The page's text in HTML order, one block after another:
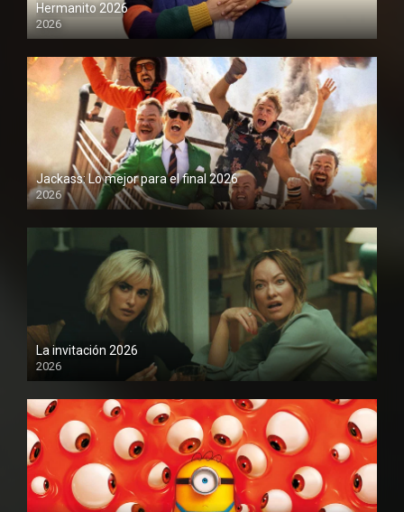
Hermanito 2026
2026
1080P
Jackass: Lo mejor para el final 2026
2026
1080P
La invitación 2026
2026
1080P